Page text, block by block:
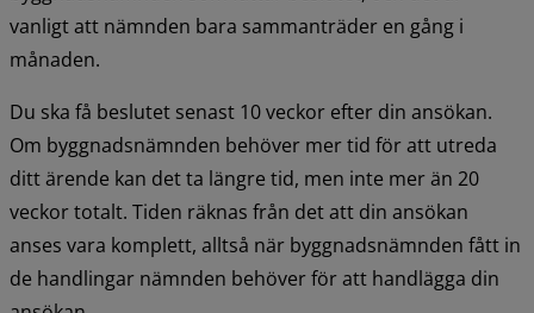
vanligt att nämnden bara sammanträder en gång i
månaden.
Du ska få beslutet senast 10 veckor efter din ansökan.
Om byggnadsnämnden behöver mer tid för att utreda
ditt ärende kan det ta längre tid, men inte mer än 20
veckor totalt. Tiden räknas från det att din ansökan
anses vara komplett, alltså när byggnadsnämnden fått in
de handlingar nämnden behöver för att handlägga din